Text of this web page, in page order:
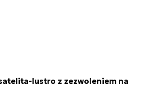
lustro z zezwoleniem na